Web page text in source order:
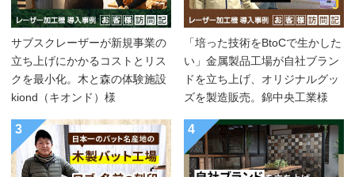
サブスクレーザーが新規事業の
立ち上げにかかるコストとリス
クを最小化。木と森の体験施設
kiond（キオンド）様
「培った技術をBtoCで生かした
い」金属製品工場が自社ブラン
ドを立ち上げ、オリジナルグッ
ズを製造販売。錦中央工業様
3 4